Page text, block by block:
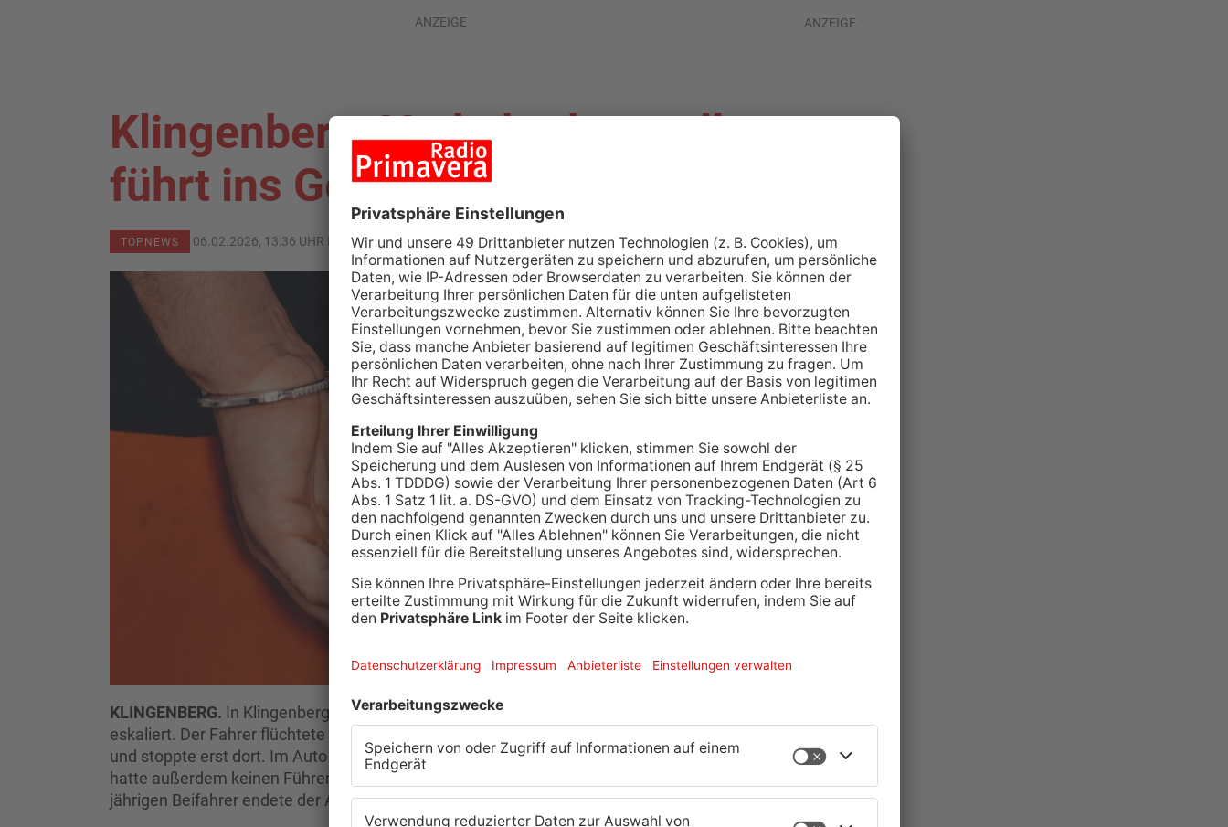
ANZEIGE
Klingenberg: Verkehrskontrolle
führt ins Gefängnis
TOPNEWS 06.02.2026, 13:36 UHR IN KREIS MILTENBERG
KLINGENBERG. In Klingenberg ist am Abend eine einfache Verkehrskontrolle komplett
eskaliert. Der Fahrer flüchtete vor der Polizei, fuhr über den Gehweg auf ein Bahngelände
und stoppte erst dort. Im Auto und beim Beifahrer fanden die Beamten Drogen – der Fahrer
hatte außerdem keinen Führerschein und stand offenbar unter Drogeneinfluss. Für den 34-
jährigen Beifahrer endete der Abend im Gefängnis, gegen ihn lag bereits ein Haftbefehl vor.
ANZEIGE